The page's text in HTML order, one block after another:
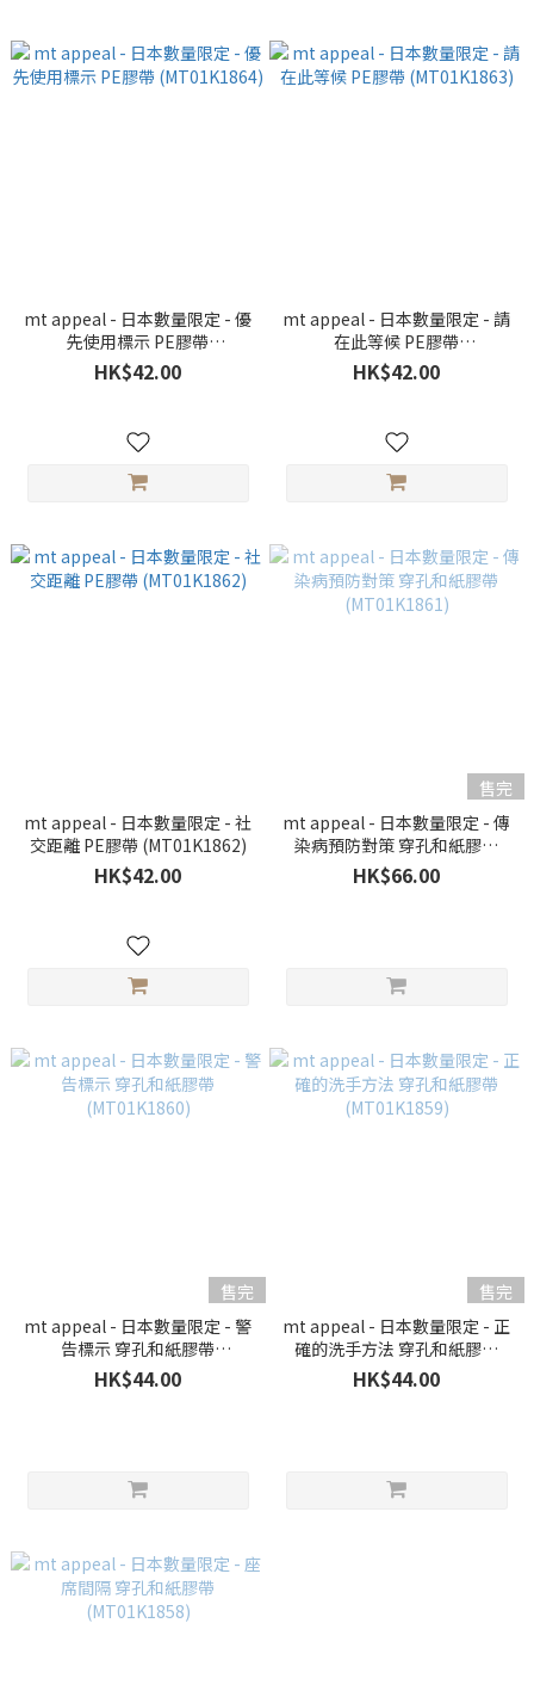
mt appeal - 日本數量限定 - 優
先使用標示 PE膠帶
(MT01K1864)
HK$42.00
mt appeal - 日本數量限定 - 請
在此等候 PE膠帶
(MT01K1863)
HK$42.00
mt appeal - 日本數量限定 - 社
交距離 PE膠帶 (MT01K1862)
HK$42.00
售完
mt appeal - 日本數量限定 - 傳
染病預防對策 穿孔和紙膠帶
(MT01K1861)
HK$66.00
售完
mt appeal - 日本數量限定 - 警
告標示 穿孔和紙膠帶
(MT01K1860)
HK$44.00
售完
mt appeal - 日本數量限定 - 正
確的洗手方法 穿孔和紙膠帶
(MT01K1859)
HK$44.00